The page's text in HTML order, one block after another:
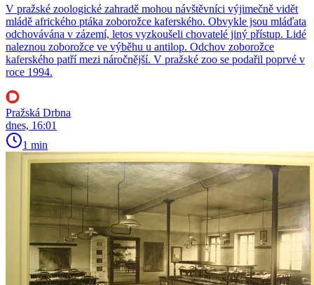
V pražské zoologické zahradě mohou návštěvníci výjimečně vidět
mládě afrického ptáka zoborožce kaferského. Obvykle jsou mláďata
odchovávána v zázemí, letos vyzkoušeli chovatelé jiný přístup. Lidé
naleznou zoborožce ve výběhu u antilop. Odchov zoborožce
kaferského patří mezi náročnější. V pražské zoo se podařil poprvé v
roce 1994.
Pražská Drbna
dnes, 16:01
1 min